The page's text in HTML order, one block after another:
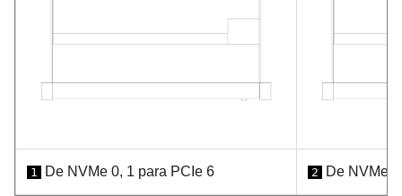
1 De NVMe 0, 1 para PCIe 6 2 De NVMe